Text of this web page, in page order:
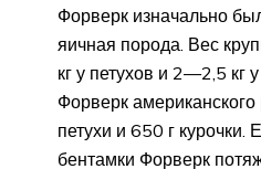
Форверк изначально
яичная порода. Вес
кг у петухов и 2—2,5 кг
Форверк
петухи и 650 г курочки.
бентамки Форверк